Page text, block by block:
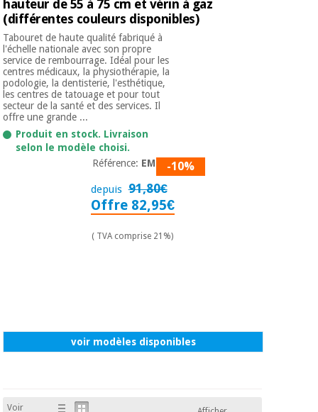
essentiel
pour les
coronavirus
Aérobic,
fitness
et
pilates
Sports
chirurgicaux
(déstockage)
Académie
Tech
Fisaude
Armoires
thérapeutiques
Matériel de
protection
pour les
coronavirus
hauteur de 55 à 75 cm et vérin à gaz
(différentes couleurs disponibles)
Tabouret de haute qualité fabriqué à
l'échelle nationale avec son propre
service de rembourrage. Idéal pour les
centres médicaux, la physiothérapie, la
podologie, la dentisterie, l'esthétique,
les centres de tatouage et pour tout
secteur de la santé et des services. Il
offre une grande ...
Produit en stock. Livraison
selon le modèle choisi.
Référence: EM-13-10%
depuis 91,80€
Offre 82,95€
( TVA comprise 21%)
voir modèles disponibles
Voir